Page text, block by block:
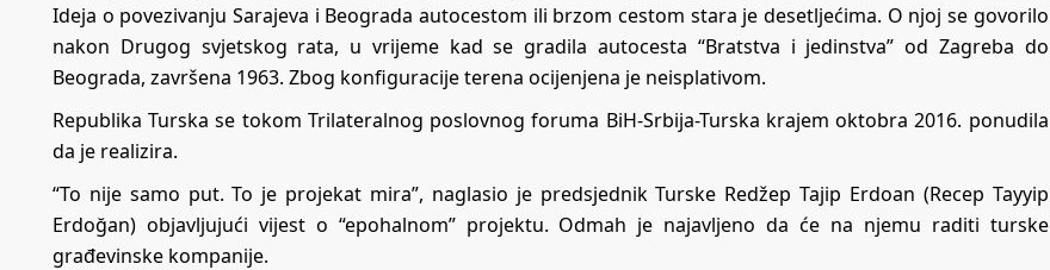
Ideja o povezivanju Sarajeva i Beograda autocestom ili brzom cestom stara je desetljećima. O njoj se govorilo
nakon Drugog svjetskog rata, u vrijeme kad se gradila autocesta “Bratstva i jedinstva” od Zagreba do
Beograda, završena 1963. Zbog konfiguracije terena ocijenjena je neisplativom.
Republika Turska se tokom Trilateralnog poslovnog foruma BiH-Srbija-Turska krajem oktobra 2016. ponudila
da je realizira.
“To nije samo put. To je projekat mira”, naglasio je predsjednik Turske Redžep Tajip Erdoan (Recep Tayyip
Erdoğan) objavljujući vijest o “epohalnom” projektu. Odmah je najavljeno da će na njemu raditi turske
građevinske kompanije.